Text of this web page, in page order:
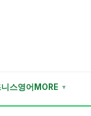
스영어 MORE ▼